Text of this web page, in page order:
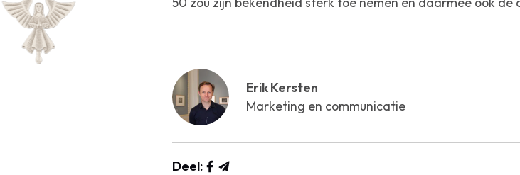
Erik Kersten
Marketing en communicatie
Deel: